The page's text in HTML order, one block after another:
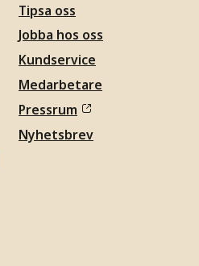
Tipsa oss
Jobba hos oss
Kundservice
Medarbetare
Pressrum
Nyhetsbrev